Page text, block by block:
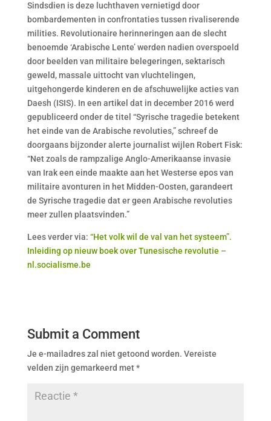
Sindsdien is deze luchthaven vernietigd door
bombardementen in confrontaties tussen rivaliserende
milities. Revolutionaire herinneringen aan de slecht
benoemde ‘Arabische Lente’ werden nadien overspoeld
door beelden van militaire belegeringen, sektarisch
geweld, massale uittocht van vluchtelingen,
uitgehongerde kinderen en de afschuwelijke acties van
Daesh (ISIS). In een artikel dat in december 2016 werd
gepubliceerd onder de titel “Syrische tragedie betekent
het einde van de Arabische revoluties,” schreef de
doorgaans bijzonder alerte journalist wijlen Robert Fisk:
“Net zoals de rampzalige Anglo-Amerikaanse invasie
van Irak een einde maakte aan het Westerse epos van
militaire avonturen in het Midden-Oosten, garandeert
de Syrische tragedie dat er geen Arabische revoluties
meer zullen plaatsvinden.”
Lees verder via: “Het volk wil de val van het systeem”.
Inleiding op nieuw boek over Tunesische revolutie –
nl.socialisme.be
Submit a Comment
Je e-mailadres zal niet getoond worden. Vereiste
velden zijn gemarkeerd met*